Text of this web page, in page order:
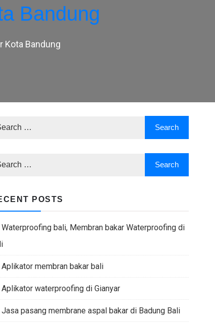
Bandung
Kota Bandung
POSTS
Waterproofing bali, Membran bakar Waterproofing di
Aplikator membran bakar bali
Aplikator waterproofing di Gianyar
Jasa pasang membrane aspal bakar di Badung Bali